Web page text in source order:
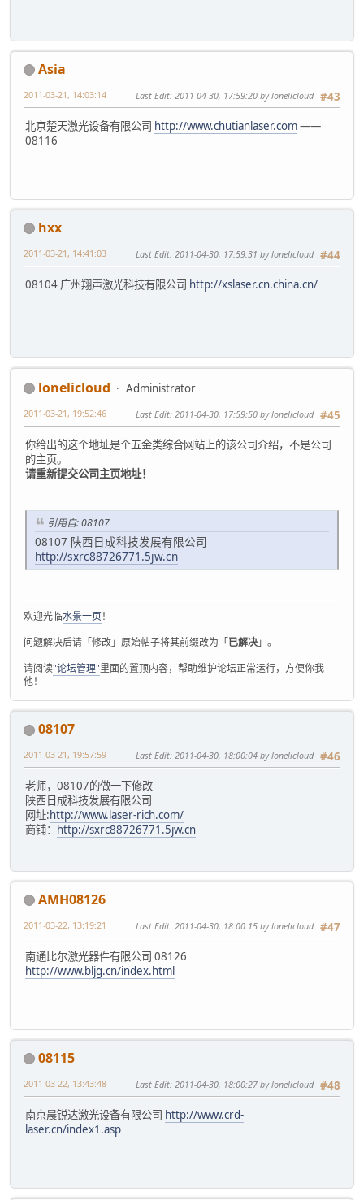
Asia
#43
2011-03-21, 14:03:14 Last Edit: 2011-04-30, 17:59:20 by lonelicloud
北京楚天激光设备有限公司 http://www.chutianlaser.com——
08116
hxx
#44
2011-03-21, 14:41:03 Last Edit: 2011-04-30, 17:59:31 by lonelicloud
08104 广州翔声激光科技有限公司 http://xslaser.cn.china.cn/
lonelicloud
Administrator
#45
2011-03-21, 19:52:46 Last Edit: 2011-04-30, 17:59:50 by lonelicloud
你给出的这个地址是个五金类综合网站上的该公司介绍，不是公司
的主页。
请重新提交公司主页地址！
引用自: 08107
08107 陕西日成科技发展有限公司
http://sxrc88726771.5jw.cn
欢迎光临水景一页！
问题解决后请「修改」原始帖子将其前缀改为「已解决」。
请阅读"论坛管理"里面的置顶内容，帮助维护论坛正常运行，方便你我
他！
08107
#46
2011-03-21, 19:57:59 Last Edit: 2011-04-30, 18:00:04 by lonelicloud
老师，08107的做一下修改
陕西日成科技发展有限公司
网址:http://www.laser-rich.com/
商铺： http://sxrc88726771.5jw.cn
AMH08126
#47
2011-03-22, 13:19:21 Last Edit: 2011-04-30, 18:00:15 by lonelicloud
南通比尔激光器件有限公司 08126
http://www.bljg.cn/index.html
08115
#48
2011-03-22, 13:43:48 Last Edit: 2011-04-30, 18:00:27 by lonelicloud
南京晨锐达激光设备有限公司 http://www.crd-
laser.cn/index1.asp